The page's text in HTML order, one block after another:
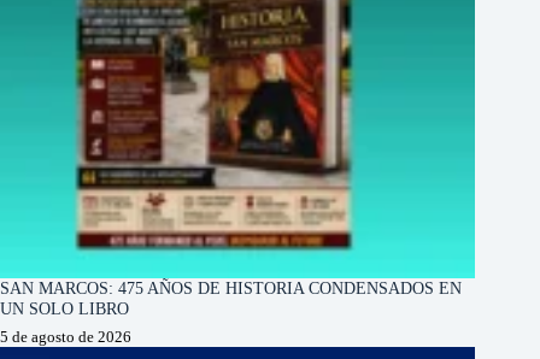
SAN MARCOS: 475 AÑOS DE HISTORIA CONDENSADOS EN
UN SOLO LIBRO
5 de agosto de 2026